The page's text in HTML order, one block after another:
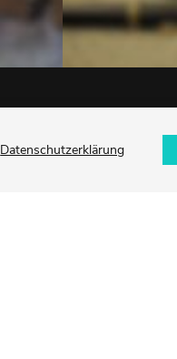
Datenschutzerklärung